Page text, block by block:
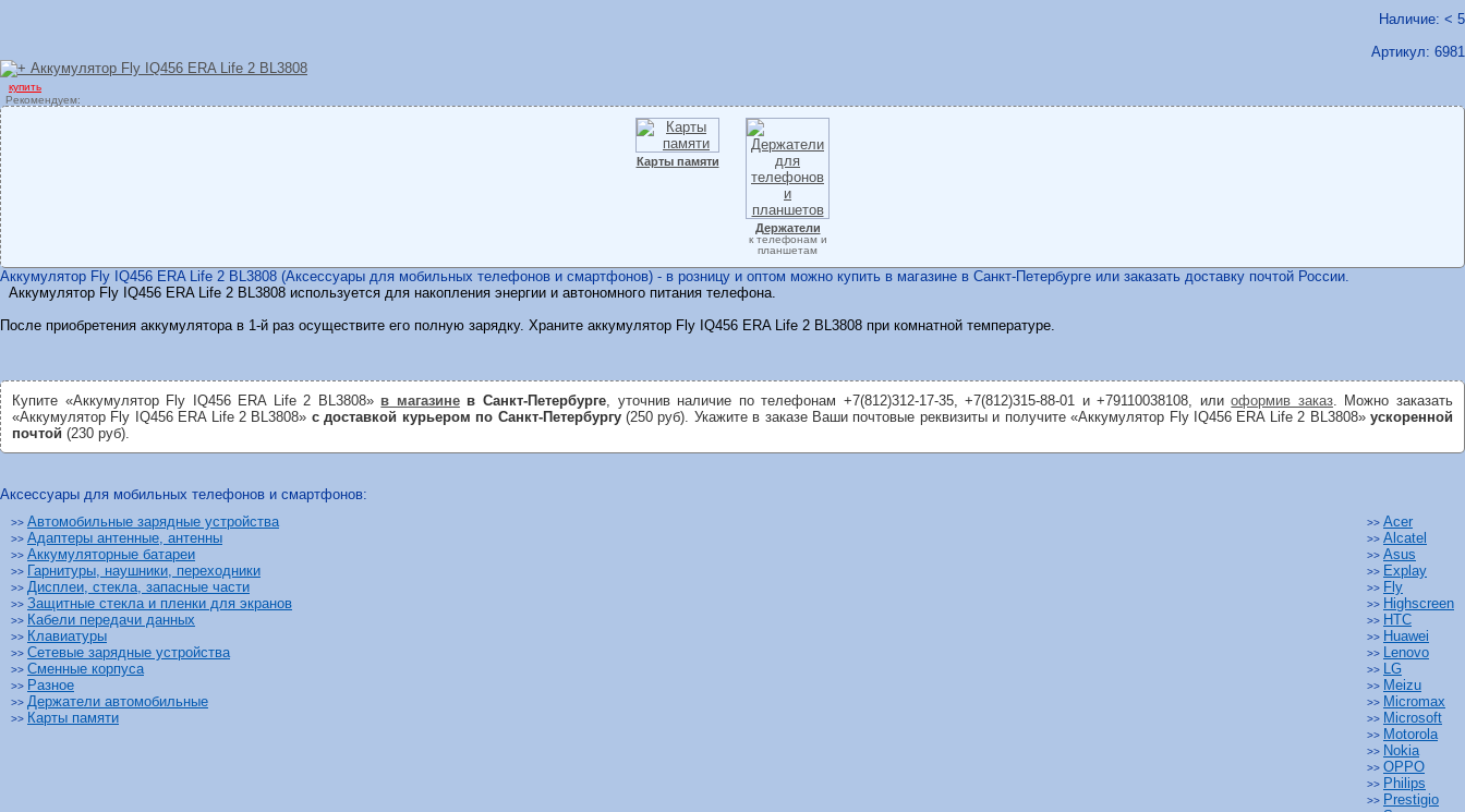
Наличие: < 5
Артикул: 6981
купить
Рекомендуем:
Карты памяти
Держатели
к телефонам и
планшетам
Аккумулятор Fly IQ456 ERA Life 2 BL3808 (Аксессуары для мобильных телефонов и смартфонов) - в розницу и оптом можно купить в магазине в Санкт-Петербурге или заказать доставку почтой России.
Аккумулятор Fly IQ456 ERA Life 2 BL3808 используется для накопления энергии и автономного питания телефона.
После приобретения аккумулятора в 1-й раз осуществите его полную зарядку. Храните аккумулятор Fly IQ456 ERA Life 2 BL3808 при комнатной температуре.
Купите «Аккумулятор Fly IQ456 ERA Life 2 BL3808» в магазинев Санкт-Петербурге, уточнив наличие по телефонам +7(812)312-17-35, +7(812)315-88-01 и +79110038108, илиоформив заказ. Можно заказать
«Аккумулятор Fly IQ456 ERA Life 2 BL3808» с доставкой курьером по Санкт-Петербургу(250 руб). Укажите в заказе Ваши почтовые реквизиты и получите «Аккумулятор Fly IQ456 ERA Life 2 BL3808»ускоренной
почтой (230 руб).
Аксессуары для мобильных телефонов и смартфонов:
>> Автомобильные зарядные устройства
>> Адаптеры антенные, антенны
>> Аккумуляторные батареи
>> Гарнитуры, наушники, переходники
>> Дисплеи, стекла, запасные части
>> Защитные стекла и пленки для экранов
>> Кабели передачи данных
>> Клавиатуры
>> Сетевые зарядные устройства
>> Сменные корпуса
>> Разное
>> Держатели автомобильные
>> Карты памяти
>> Acer
>> Alcatel
>> Asus
>> Explay
>> Fly
>> Highscreen
>> HTC
>> Huawei
>> Lenovo
>> LG
>> Meizu
>> Micromax
>> Microsoft
>> Motorola
>> Nokia
>> OPPO
>> Philips
>> Prestigio